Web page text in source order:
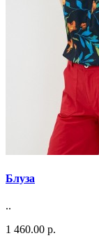
Блуза
..
1 460.00 р.